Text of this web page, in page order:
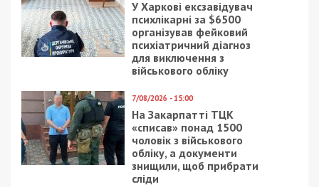
У Харкові ексзавідувач
психлікарні за $6500
організував фейковий
психіатричний діагноз
для виключення з
військового обліку
7/08/2026 - 15:00
На Закарпатті ТЦК
«списав» понад 1500
чоловік з військового
обліку, а документи
знищили, щоб прибрати
сліди